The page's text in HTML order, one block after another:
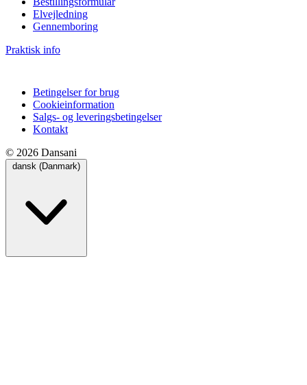
Elvejledning
Gennemboring
Praktisk info
Betingelser for brug
Cookieinformation
Salgs- og leveringsbetingelser
Kontakt
© 2026 Dansani
dansk (Danmark)